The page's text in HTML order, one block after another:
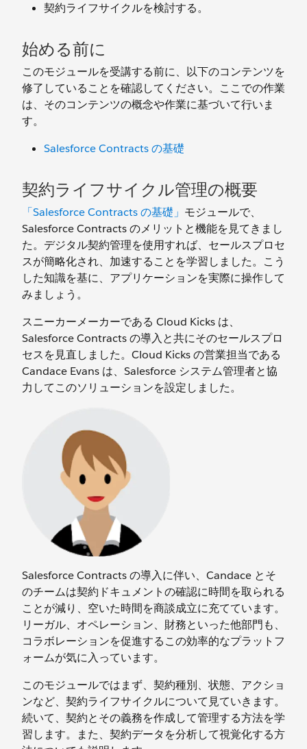
契約ライフサイクルを検討する。
始める前に
このモジュールを受講する前に、以下のコンテンツを
修了していることを確認してください。ここでの作業
は、そのコンテンツの概念や作業に基づいて行いま
す。
Salesforce Contracts の基礎
契約ライフサイクル管理の概要
「Salesforce Contracts の基礎」 モジュールで、
Salesforce Contracts のメリットと機能を見てきまし
た。デジタル契約管理を使用すれば、セールスプロセ
スが簡略化され、加速することを学習しました。こう
した知識を基に、アプリケーションを実際に操作して
みましょう。
スニーカーメーカーである Cloud Kicks は、
Salesforce Contracts の導入と共にそのセールスプロ
セスを見直しました。Cloud Kicks の営業担当である
Candace Evans は、Salesforce システム管理者と協
力してこのソリューションを設定しました。
Salesforce Contracts の導入に伴い、Candace とそ
のチームは契約ドキュメントの確認に時間を取られる
ことが減り、空いた時間を商談成立に充てています。
リーガル、オペレーション、財務といった他部門も、
コラボレーションを促進するこの効率的なプラットフ
ォームが気に入っています。
このモジュールではまず、契約種別、状態、アクショ
ンなど、契約ライフサイクルについて見ていきます。
続いて、契約とその義務を作成して管理する方法を学
習します。また、契約データを分析して視覚化する方